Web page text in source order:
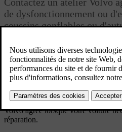
de dysfonctionnement ou
coussins gonflables ou
Tout entretien ou réparation des
de sécurité associés doit être
agréés[1]. Ne tentez jamais de
composant quelconque des
réparations effectuées de manière
dysfonctionnements et des
Volvo agréé lorsque votre voiture
réparation.